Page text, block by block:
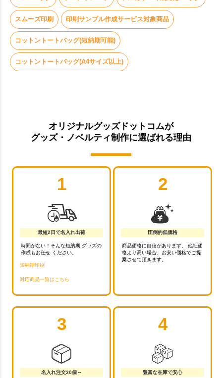
スムーズ印刷 印刷サンプル作成サービス対象商品
コットントートバッグ(短納期可能)
コットントートバッグ(A4サイズ以上)
オリジナルグッズドットコムが
グッズ・ノベルティ制作に選ばれる理由
1
最短2日で名入れ出荷
時間がない！そんな短納期 グッズの
作成もお任せ ください。
短納期印刷
対応商品一覧はこちら
2
圧倒的低価格
商品価格に自信があります。 他社価
格より高い場合、お安い価格でご提
案させて頂きます。
3
名入れ注文30個～
4
豊富な在庫で安心